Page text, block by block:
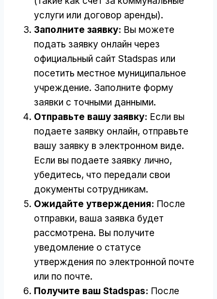
услуги или договор аренды).
Заполните заявку: Вы можете
подать заявку онлайн через
официальный сайт Stadspas или
посетить местное муниципальное
учреждение. Заполните форму
заявки с точными данными.
Отправьте вашу заявку: Если вы
подаете заявку онлайн, отправьте
вашу заявку в электронном виде.
Если вы подаете заявку лично,
убедитесь, что передали свои
документы сотрудникам.
Ожидайте утверждения: После
отправки, ваша заявка будет
рассмотрена. Вы получите
уведомление о статусе
утверждения по электронной почте
или по почте.
Получите ваш Stadspas: После